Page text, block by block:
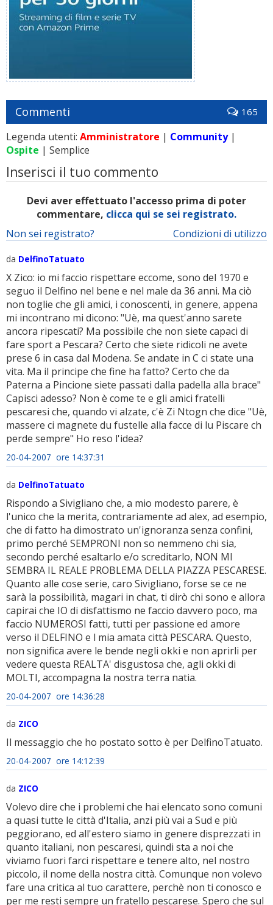
Commenti 165
Legenda utenti: Amministratore | Community|
Ospite | Semplice
Inserisci il tuo commento
Devi aver effettuato l'accesso prima di poter
commentare, clicca qui se sei registrato.
Condizioni di utilizzo
Non sei registrato?
da DelfinoTatuato
X Zico: io mi faccio rispettare eccome, sono del 1970 e
seguo il Delfino nel bene e nel male da 36 anni. Ma ciò
non toglie che gli amici, i conoscenti, in genere, appena
mi incontrano mi dicono: "Uè, ma quest'anno sarete
ancora ripescati? Ma possibile che non siete capaci di
fare sport a Pescara? Certo che siete ridicoli ne avete
prese 6 in casa dal Modena. Se andate in C ci state una
vita. Ma il principe che fine ha fatto? Certo che da
Paterna a Pincione siete passati dalla padella alla brace"
Capisci adesso? Non è come te e gli amici fratelli
pescaresi che, quando vi alzate, c'è Zi Ntogn che dice "Uè,
massere ci magnete du fustelle alla facce di lu Piscare ch
perde sempre" Ho reso l'idea?
20-04-2007 ore 14:37:31
da DelfinoTatuato
Rispondo a Sivigliano che, a mio modesto parere, è
l'unico che la merita, contrariamente ad alex, ad esempio,
che di fatto ha dimostrato un'ignoranza senza confini,
primo perché SEMPRONI non so nemmeno chi sia,
secondo perché esaltarlo e/o screditarlo, NON MI
SEMBRA IL REALE PROBLEMA DELLA PIAZZA PESCARESE.
Quanto alle cose serie, caro Sivigliano, forse se ce ne
sarà la possibilità, magari in chat, ti dirò chi sono e allora
capirai che IO di disfattismo ne faccio davvero poco, ma
faccio NUMEROSI fatti, tutti per passione ed amore
verso il DELFINO e l mia amata città PESCARA. Questo,
non significa avere le bende negli okki e non aprirli per
vedere questa REALTA' disgustosa che, agli okki di
MOLTI, accompagna la nostra terra natia.
20-04-2007 ore 14:36:28
da ZICO
Il messaggio che ho postato sotto è per DelfinoTatuato.
20-04-2007 ore 14:12:39
da ZICO
Volevo dire che i problemi che hai elencato sono comuni
a quasi tutte le città d'Italia, anzi più vai a Sud e più
peggiorano, ed all'estero siamo in genere disprezzati in
quanto italiani, non pescaresi, quindi sta a noi che
viviamo fuori farci rispettare e tenere alto, nel nostro
piccolo, il nome della nostra città. Comunque non volevo
fare una critica al tuo carattere, perchè non ti conosco e
per me resti sempre un fratello pescarese. Spero che sul